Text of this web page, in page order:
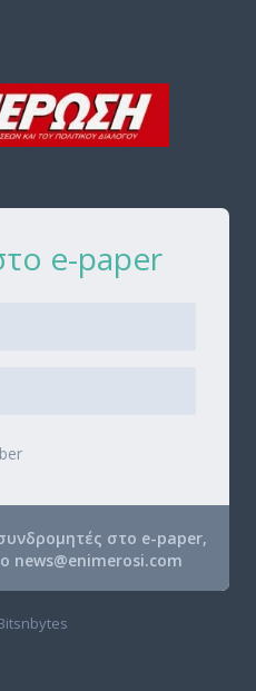
e-paper
στο e-paper,
news@enimerosi.com